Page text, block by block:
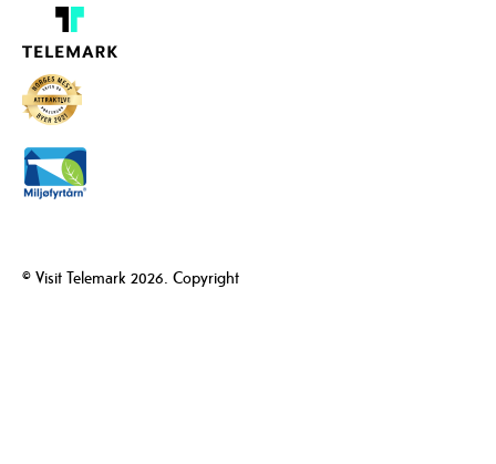
© Visit Telemark 2026. Copyright